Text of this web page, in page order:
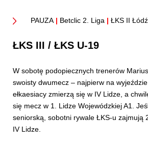
PAUZA | Betclic 2. Liga | ŁKS II Łódź
ŁKS III / ŁKS U-19
W sobotę podopiecznych trenerów
swoisty dwumecz – najpierw na
ełkaesiacy zmierzą się w IV Lidze, a
się mecz w 1. Lidze Wojewódzkiej A1.
seniorską, sobotni rywale ŁKS-u zajmują
IV Lidze.